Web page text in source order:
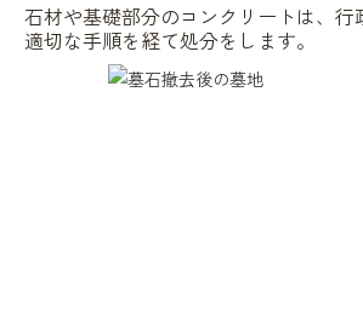
石材や基礎部分のコンクリートは、行
適切な手順を経て処分をします。